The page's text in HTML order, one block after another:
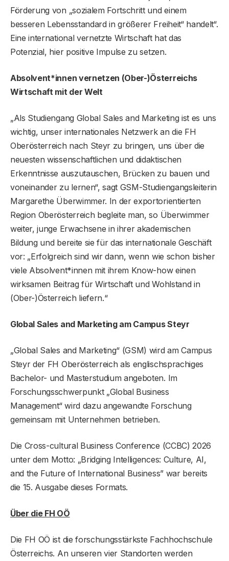
Förderung von „sozialem Fortschritt und einem
besseren Lebensstandard in größerer Freiheit“ handelt“.
Eine international vernetzte Wirtschaft hat das
Potenzial, hier positive Impulse zu setzen.
Absolvent*innen vernetzen (Ober-)Österreichs
Wirtschaft mit der Welt
„Als Studiengang Global Sales and Marketing ist es uns
wichtig, unser internationales Netzwerk an die FH
Oberösterreich nach Steyr zu bringen, uns über die
neuesten wissenschaftlichen und didaktischen
Erkenntnisse auszutauschen, Brücken zu bauen und
voneinander zu lernen“, sagt GSM-Studiengangsleiterin
Margarethe Überwimmer. In der exportorientierten
Region Oberösterreich begleite man, so Überwimmer
weiter, junge Erwachsene in ihrer akademischen
Bildung und bereite sie für das internationale Geschäft
vor: „Erfolgreich sind wir dann, wenn wie schon bisher
viele Absolvent*innen mit ihrem Know-how einen
wirksamen Beitrag für Wirtschaft und Wohlstand in
(Ober-)Österreich liefern.“
Global Sales and Marketing am Campus Steyr
„Global Sales and Marketing“ (GSM) wird am Campus
Steyr der FH Oberösterreich als englischsprachiges
Bachelor- und Masterstudium angeboten. Im
Forschungsschwerpunkt „Global Business
Management“ wird dazu angewandte Forschung
gemeinsam mit Unternehmen betrieben.
Die Cross-cultural Business Conference (CCBC) 2026
unter dem Motto: „Bridging Intelligences: Culture, AI,
and the Future of International Business” war bereits
die 15. Ausgabe dieses Formats.
Über die FH OÖ
Die FH OÖ ist die forschungsstärkste Fachhochschule
Österreichs. An unseren vier Standorten werden